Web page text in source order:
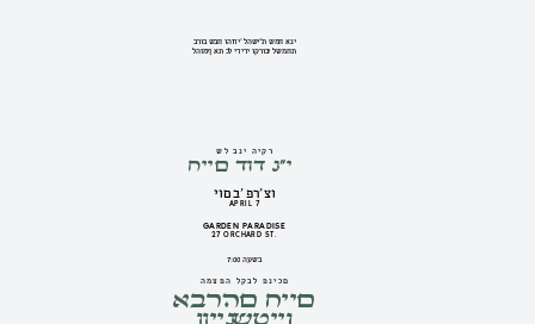
וויינשטיין
אברהם חיים
המצפה לקבל פניכם
בשעה 7:00
27 ORCHARD ST.
GARDEN PARADISE
APRIL 7
יום ב' פר' צו
חיים דוד נ''י
של בני היקר
להזמין את כל ידידי וקרובי לשמחת
ברוב שבח והודי' להשי''ת שמח אני